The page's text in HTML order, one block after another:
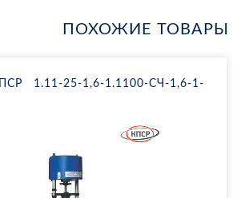
ПОХОЖИЕ ТОВАРЫ
1.11-25-1,6-1.1100-СЧ-1,6-1-